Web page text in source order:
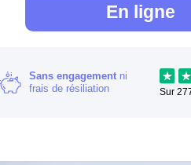
En ligne
Sans engagementni
frais de résiliation
Sur